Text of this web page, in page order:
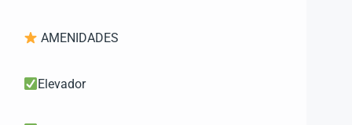
AMENIDADES
Elevador